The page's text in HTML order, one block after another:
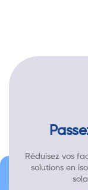
Réduisez vos
solutions en